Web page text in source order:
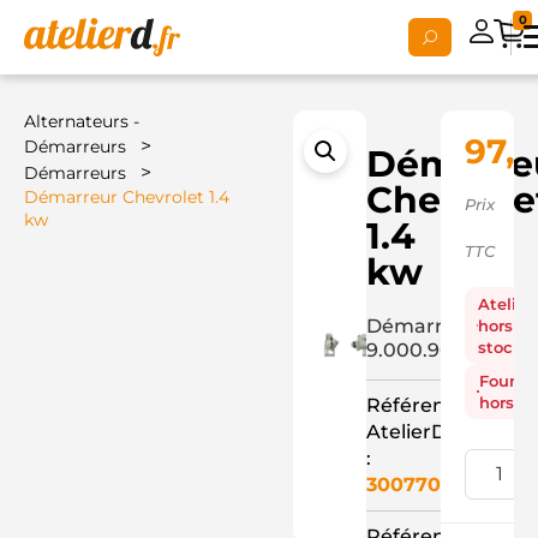
0
Alternateurs -
Démarreurs
>
Démarreurs >
Démarreur Chevrolet 1.4
kw
1.4
kw
Démarreur
9.000.901+
Référence
AtelierD
:
3007700
Prix
TTC
Atelier
hors
stock
hors